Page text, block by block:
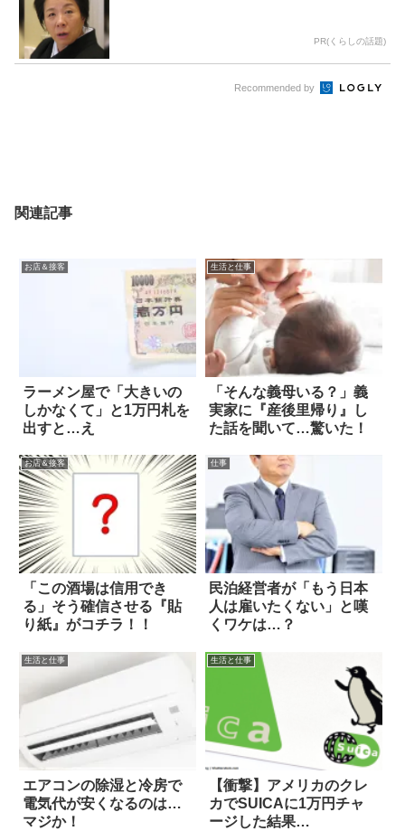
PR(くらしの話題)
Recommended by
関連記事
お店＆接客
ラーメン屋で「大きいの
しかなくて」と1万円札を
出すと…え
生活と仕事
「そんな義母いる？」義
実家に『産後里帰り』し
た話を聞いて…驚いた！
お店＆接客
「この酒場は信用でき
る」そう確信させる『貼
り紙』がコチラ！！
仕事
民泊経営者が「もう日本
人は雇いたくない」と嘆
くワケは…？
生活と仕事
エアコンの除湿と冷房で
電気代が安くなるのは…
マジか！
生活と仕事
【衝撃】アメリカのクレ
カでSUICAに1万円チャ
ージした結果…